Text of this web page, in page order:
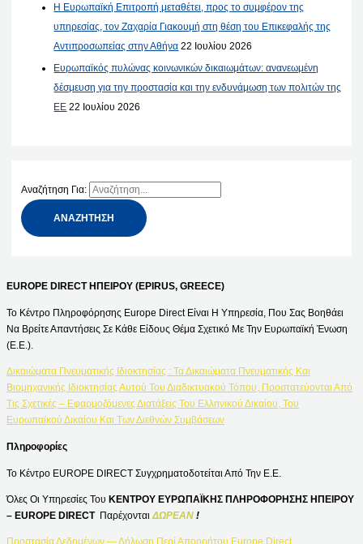
Η Ευρωπαϊκή Επιτροπή μεταθέτει, προς το συμφέρον της
υπηρεσίας, τον Ζαχαρία Γιακουμή στη θέση του Επικεφαλής της
Αντιπροσωπείας στην Αθήνα 22 Ιουλίου 2026
Ευρωπαϊκός πυλώνας κοινωνικών δικαιωμάτων: ανανεωμένη
δέσμευση για την προστασία και την ενδυνάμωση των πολιτών της
ΕΕ 22 Ιουλίου 2026
Αναζήτηση Για:
EUROPE DIRECT ΗΠΕΙΡΟΥ (EPIRUS, GREECE)
Το Κέντρο Πληροφόρησης Europe Direct Είναι Η Υπηρεσία, Που Σας Βοηθάει
Να Βρείτε Απαντήσεις Σε Κάθε Είδους Θέμα Σχετικό Με Την Ευρωπαϊκή Ένωση
(Ε.Ε.).
Δικαιώματα Πνευματικής Ιδιοκτησίας : Τα Δικαιώματα Πνευματικής Και
Βιομηχανικής Ιδιοκτησίας Αυτού Του Διαδικτυακού Τόπου, Προστατεύονται Από
Τις Σχετικές – Εφαρμοζόμενες Διατάξεις Του Ελληνικού Δικαίου, Του
Ευρωπαϊκού Δικαίου Και Των Διεθνών Συμβάσεων
Πληροφορίες
Το Κέντρο EUROPE DIRECT Συγχρηματοδοτείται Από Την Ε.Ε.
Όλες Οι Υπηρεσίες Του ΚΕΝΤΡΟΥ ΕΥΡΩΠΑΪΚΗΣ ΠΛΗΡΟΦΟΡΗΣΗΣ ΗΠΕΙΡΟΥ
– EUROPE DIRECT Παρέχονται ΔΩΡΕΑΝ !
Προστασία Δεδομένων — Δήλωση Περί Απορρήτου Europe Direct